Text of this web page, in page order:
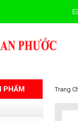
PHẨM Trang